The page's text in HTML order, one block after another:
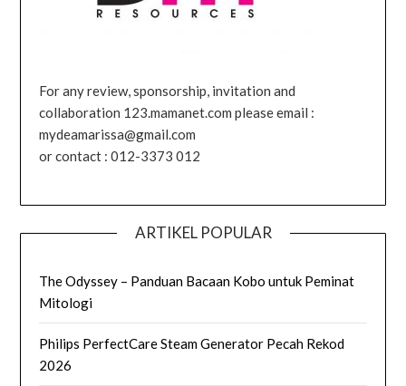
For any review, sponsorship, invitation and
collaboration 123.mamanet.com please email :
mydeamarissa@gmail.com
or contact : 012-3373 012
ARTIKEL POPULAR
The Odyssey – Panduan Bacaan Kobo untuk Peminat
Mitologi
Philips PerfectCare Steam Generator Pecah Rekod
2026